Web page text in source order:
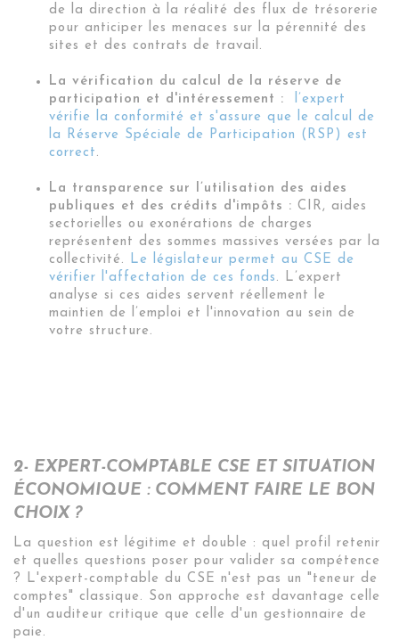
de la direction à la réalité des flux de trésorerie
pour anticiper les menaces sur la pérennité des
sites et des contrats de travail.
La vérification du calcul de la réserve de
participation et d'intéressement :
l’expert
vérifie la conformité et s'assure que le calcul de
la Réserve Spéciale de Participation (RSP) est
correct .
La transparence sur l’utilisation des aides
publiques et des crédits d'impôts : CIR, aides
sectorielles ou exonérations de charges
représentent des sommes massives versées par la
collectivité.
Le législateur permet au CSE de
vérifier l'affectation de ces fonds . L’expert
analyse si ces aides servent réellement le
maintien de l’emploi et l'innovation au sein de
votre structure.
2- EXPERT-COMPTABLE CSE ET SITUATION
ÉCONOMIQUE : COMMENT FAIRE LE BON
CHOIX ?
La question est légitime et double : quel profil retenir
et quelles questions poser pour valider sa compétence
? L'expert-comptable du CSE n'est pas un "teneur de
comptes" classique. Son approche est davantage celle
d'un auditeur critique que celle d'un gestionnaire de
paie.